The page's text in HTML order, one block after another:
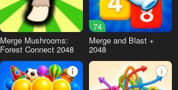
Merge Mushrooms:
Forest Connect 2048
74
Merge and Blast +
2048